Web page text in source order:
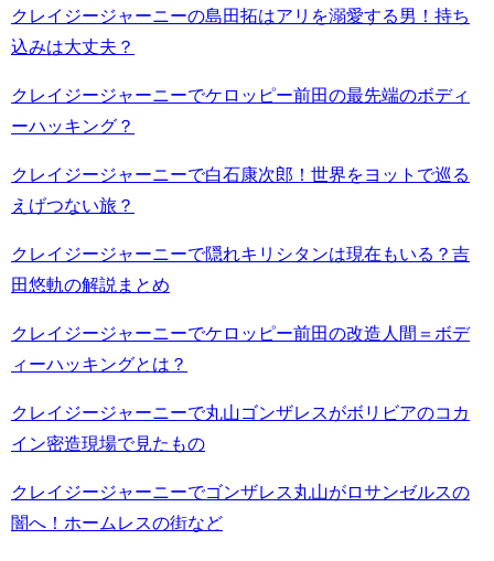
クレイジージャーニーの島田拓はアリを溺愛する男！持ち
込みは大丈夫？
クレイジージャーニーでケロッピー前田の最先端のボディ
ーハッキング？
クレイジージャーニーで白石康次郎！世界をヨットで巡る
えげつない旅？
クレイジージャーニーで隠れキリシタンは現在もいる？吉
田悠軌の解説まとめ
クレイジージャーニーでケロッピー前田の改造人間＝ボデ
ィーハッキングとは？
クレイジージャーニーで丸山ゴンザレスがボリビアのコカ
イン密造現場で見たもの
クレイジージャーニーでゴンザレス丸山がロサンゼルスの
闇へ！ホームレスの街など